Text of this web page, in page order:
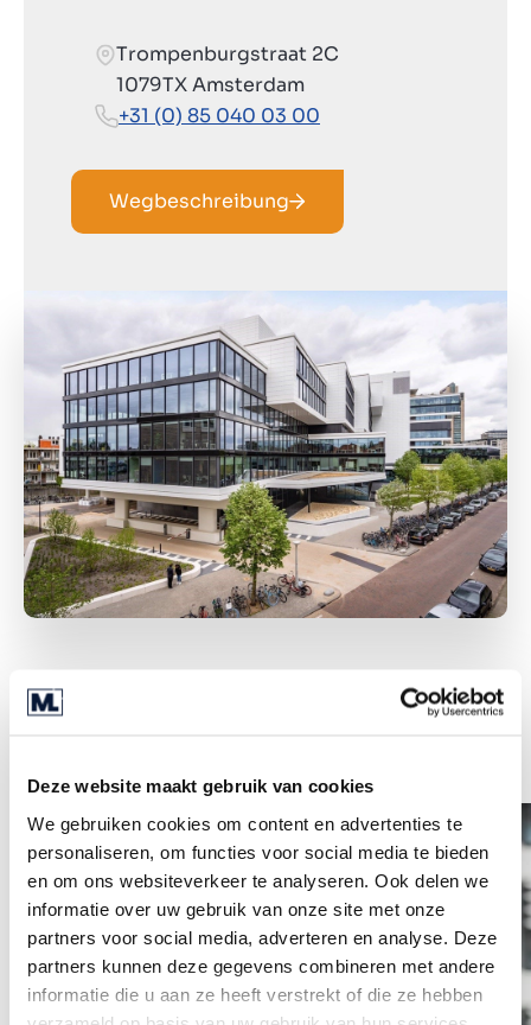
Deze website maakt gebruik van cookies
We gebruiken cookies om content en advertenties te
personaliseren, om functies voor social media te bieden
en om ons websiteverkeer te analyseren. Ook delen we
informatie over uw gebruik van onze site met onze
partners voor social media, adverteren en analyse. Deze
partners kunnen deze gegevens combineren met andere
informatie die u aan ze heeft verstrekt of die ze hebben
Trompenburgstraat 2C
1079TX Amsterdam
+31 (0) 85 040 03 00
Wegbeschreibung